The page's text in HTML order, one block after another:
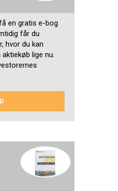
en gratis e-bog
får du
hvor du kan
lige nu.